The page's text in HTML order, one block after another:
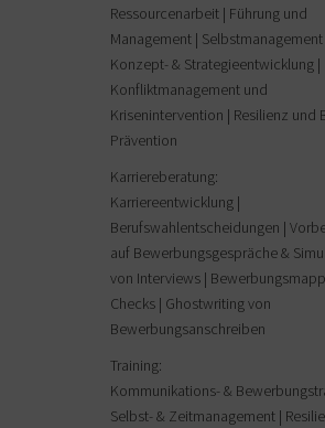
Ressourcenarbeit | Führung und
Management | Selbstmanagement
Konzept- & Strategieentwicklung |
Konfliktmanagement und
Krisenintervention | Resilienz und
Prävention
Karriereberatung:
Karriereentwicklung |
Berufswahlentscheidungen |
auf Bewerbungsgespräche &
von Interviews |
Checks | Ghostwriting von
Bewerbungsanschreiben
Training:
Kommunikations- &
Selbst- & Zeitmanagement |